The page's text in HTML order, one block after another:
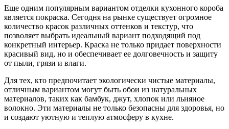
Еще одним популярным вариантом отделки кухонного короба
является покраска. Сегодня на рынке существует огромное
количество красок различных оттенков и текстур, что
позволяет выбрать идеальный вариант подходящий под
конкретный интерьер. Краска не только придает поверхности
красивый вид, но и обеспечивает ее долговечность и защиту
от пыли, грязи и влаги.
Для тех, кто предпочитает экологически чистые материалы,
отличным вариантом могут быть обои из натуральных
материалов, таких как бамбук, джут, хлопок или льняное
волокно. Эти материалы не только безопасны для здоровья, но
и создают уютную и теплую атмосферу в кухне.